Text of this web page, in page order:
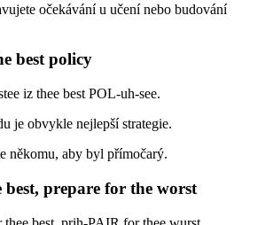
očekávání u učení nebo budování
best policy
iz thee best POL-uh-see.
je obvykle nejlepší strategie.
někomu, aby byl přímočarý.
best, prepare for the worst